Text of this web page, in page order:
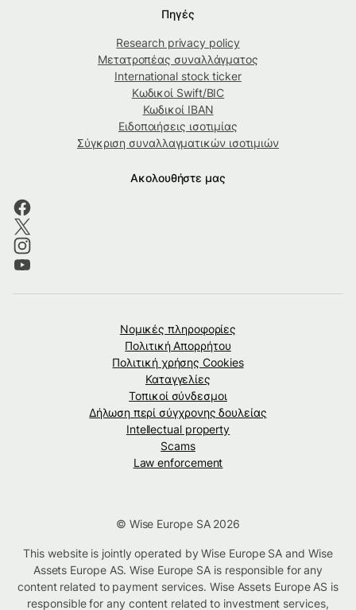
Πηγές
Research privacy policy
Μετατροπέας συναλλάγματος
International stock ticker
Κωδικοί Swift/BIC
Κωδικοί IBAN
Ειδοποιήσεις ισοτιμίας
Σύγκριση συναλλαγματικών ισοτιμιών
Ακολουθήστε μας
Νομικές πληροφορίες
Πολιτική Απορρήτου
Πολιτική χρήσης Cookies
Καταγγελίες
Τοπικοί σύνδεσμοι
Δήλωση περί σύγχρονης δουλείας
Intellectual property
Scams
Law enforcement
© Wise Europe SA 2026
This website is jointly operated by Wise Europe SA and Wise
Assets Europe AS. Wise Europe SA is responsible for any
content related to payment services. Wise Assets Europe AS is
responsible for any content related to investment services,